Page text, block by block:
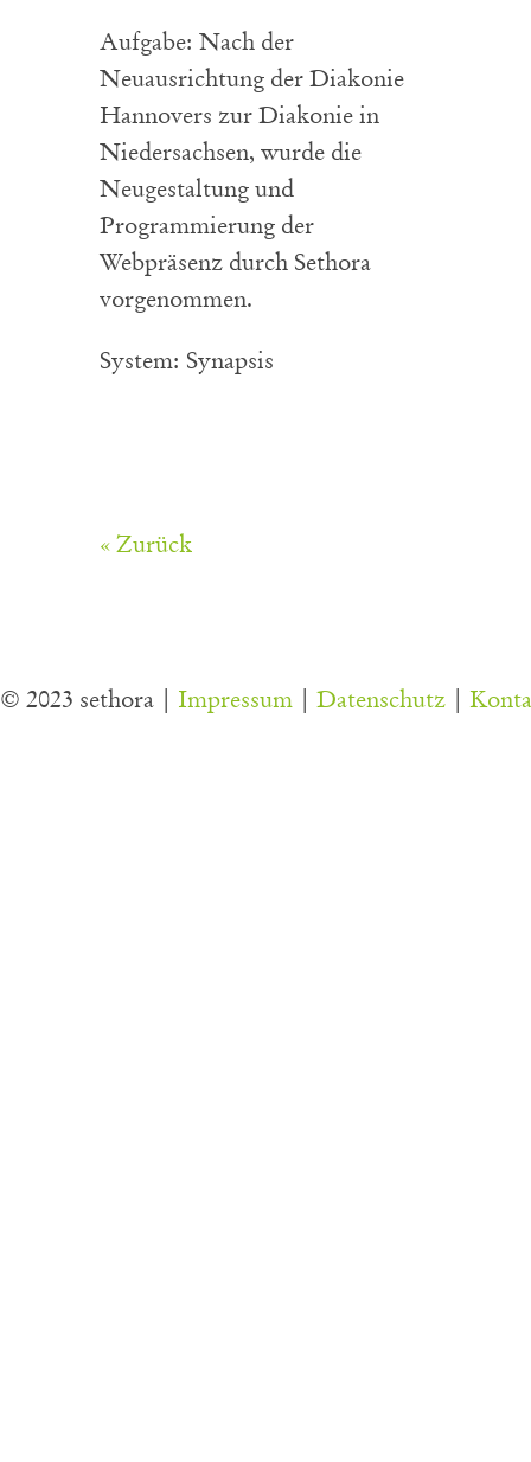
Aufgabe: Nach der
Neuausrichtung der Diakonie
Hannovers zur Diakonie in
Niedersachsen, wurde die
Neugestaltung und
Programmierung der
Webpräsenz durch Sethora
vorgenommen.
System: Synapsis
« Zurück
© 2023 sethora | Impressum | Datenschutz |